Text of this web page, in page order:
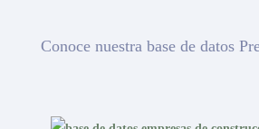
Conoce nuestra base de datos